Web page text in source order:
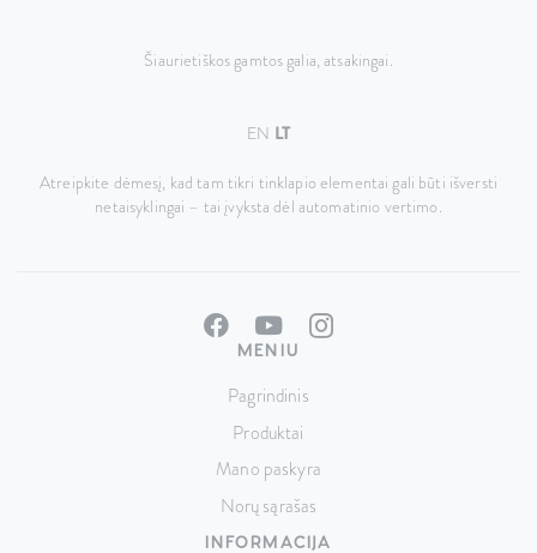
Šiaurietiškos gamtos galia, atsakingai.
EN LT
Atreipkite dėmesį, kad tam tikri tinklapio elementai gali būti išversti
netaisyklingai – tai įvyksta dėl automatinio vertimo.
MENIU
Pagrindinis
Produktai
Mano paskyra
Norų sąrašas
INFORMACIJA